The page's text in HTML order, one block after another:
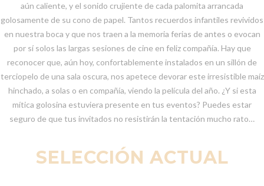
aún caliente, y el sonido crujiente de cada palomita arrancada
golosamente de su cono de papel. Tantos recuerdos infantiles revividos
en nuestra boca y que nos traen a la memoria ferias de antes o evocan
por sí solos las largas sesiones de cine en feliz compañía. Hay que
reconocer que, aún hoy, confortablemente instalados en un sillón de
terciopelo de una sala oscura, nos apetece devorar este irresistible maíz
hinchado, a solas o en compañía, viendo la película del año. ¿Y si esta
mítica golosina estuviera presente en tus eventos? Puedes estar
seguro de que tus invitados no resistirán la tentación mucho rato…
SELECCIÓN ACTUAL